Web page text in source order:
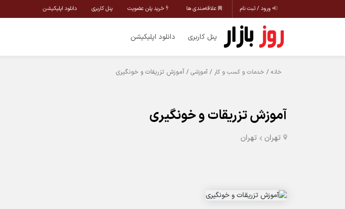
ورود / ثبت نام علاقه‌مندی ها خرید پلن عضویت پنل کاربری دانلود اپلیکیشن
پنل کاربری دانلود اپلیکیشن
خانه / خدمات و کسب و کار / آموزشی / آموزش تزریقات و خونگیری
آموزش تزریقات و خونگیری
تهران تهران